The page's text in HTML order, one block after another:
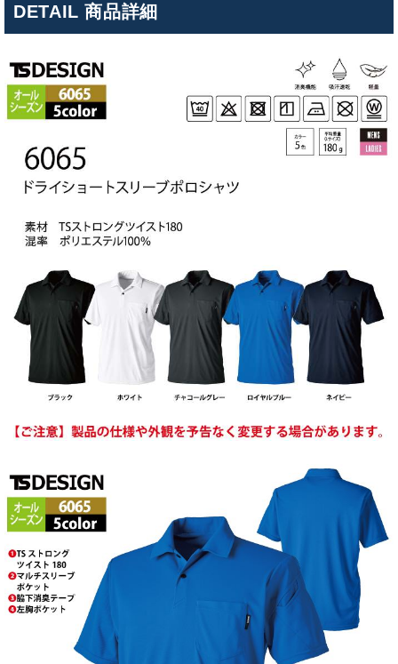
DETAIL 商品詳細